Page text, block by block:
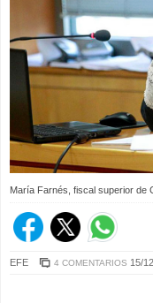
María Farnés, fiscal superior de
EFE 4 COMENTARIOS 15/